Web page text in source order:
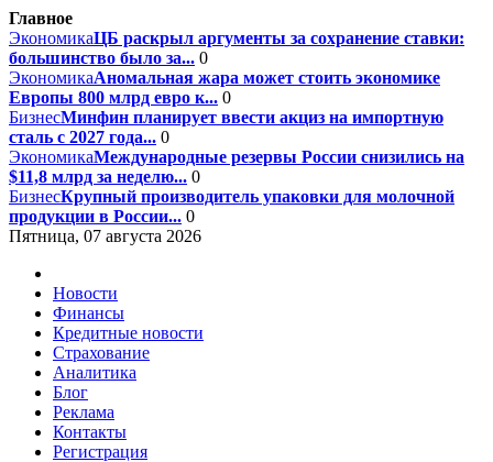
Главное
ЭкономикаЦБ раскрыл аргументы за сохранение ставки:
большинство было за... 0
ЭкономикаАномальная жара может стоить экономике
Европы 800 млрд евро к... 0
БизнесМинфин планирует ввести акциз на импортную
сталь с 2027 года... 0
ЭкономикаМеждународные резервы России снизились на
$11,8 млрд за неделю... 0
БизнесКрупный производитель упаковки для молочной
продукции в России... 0
Пятница, 07 августа 2026
Новости
Финансы
Кредитные новости
Страхование
Аналитика
Блог
Реклама
Контакты
Регистрация